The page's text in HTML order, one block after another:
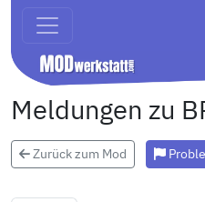
Meldungen zu
Zurück zum Mod